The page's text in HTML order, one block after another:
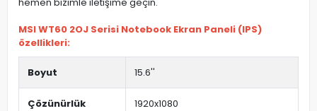
MSI WT60 2OJ Serisi Notebook Ekran Paneli (IPS)
özellikleri:
Boyut 15.6''
Çözünürlük 1920x1080